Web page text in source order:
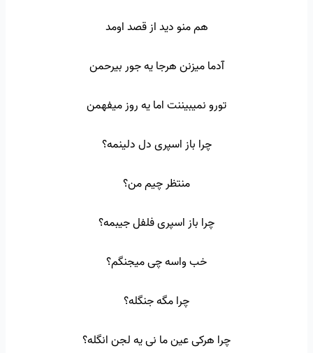
هم منو دید از قصد اومد
آدما میزنن هرجا یه جور بیرحمن
تورو نمیبیننت اما یه روز میفهمن
چرا باز اسپری دل دلینمه؟
منتظر چیم من؟
چرا باز اسپری فلفل جیبمه؟
خب واسه چی میجنگم؟
چرا مگه جنگله؟
چرا هرکی عین ما نی یه لجن انگله؟